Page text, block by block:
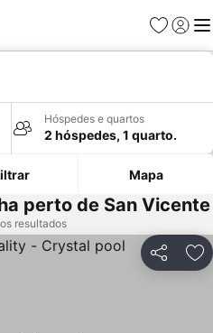
Favoritos
Iniciar
Hóspedes e quartos
2 hóspedes, 1 quarto.
Mapa
perto de San Vicente
resultados
Partilhar